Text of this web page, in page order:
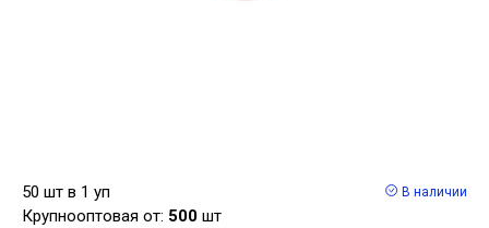
50 шт в 1 уп
Крупнооптовая от: 500 шт
В наличии